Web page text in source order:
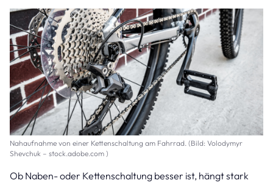
Nahaufnahme von einer Kettenschaltung am Fahrrad. (Bild: Volodymyr
Shevchuk – stock.adobe.com )
Ob Naben- oder Kettenschaltung besser ist, hängt stark